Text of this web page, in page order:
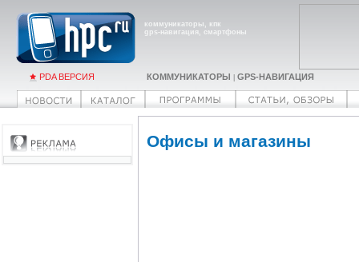
коммуникаторы, кпк
gps-навигация, смартфоны
PDA ВЕРСИЯ КОММУНИКАТОРЫ GPS-НАВИГАЦИЯ
Офисы и магазины